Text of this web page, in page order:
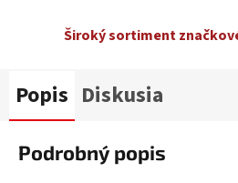
Široký sortiment
Popis Diskusia
Podrobný popis